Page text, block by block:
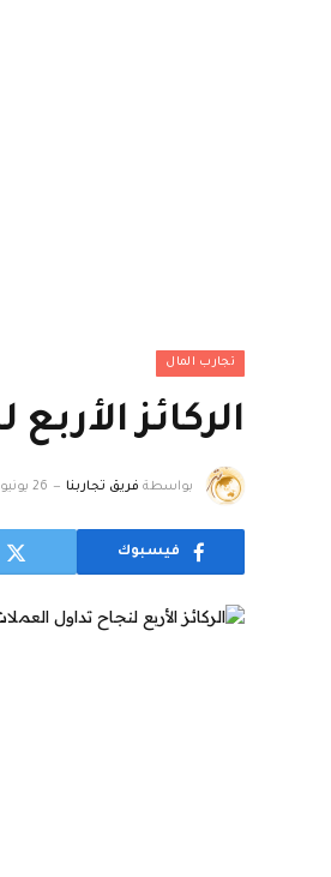
تجارب المال
الركائز
بواسطة فريق تجاربنا 26 يونيو، 2026
فيسبوك